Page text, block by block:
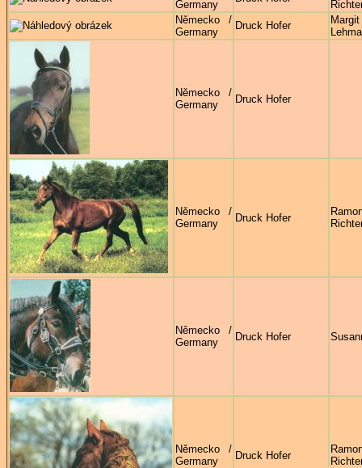
Germany
Německo /
Germany
Druck Hofer
Margit
Německo /
Germany
Druck Hofer
Německo /
Germany
Druck Hofer
Německo /
Germany
Druck Hofer
Německo /
Germany
Druck Hofer